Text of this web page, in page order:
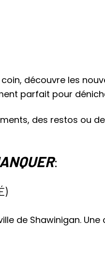
découvre les
parfait pour
des restos ou
:
de Shawinigan.